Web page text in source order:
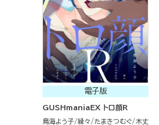
電子版
GUSHmaniaEX トロ顔R
鳥海よう子 縁々 たまきつむぐ
木丈